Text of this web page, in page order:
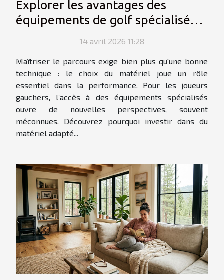
Explorer les avantages des
équipements de golf spécialisés
14 avril 2026 11:28
Maîtriser le parcours exige bien plus qu'une bonne
technique : le choix du matériel joue un rôle
essentiel dans la performance. Pour les joueurs
gauchers, l’accès à des équipements spécialisés
ouvre de nouvelles perspectives, souvent
méconnues. Découvrez pourquoi investir dans du
matériel adapté...